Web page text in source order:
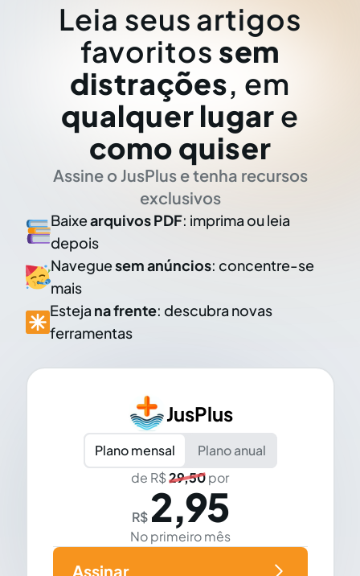
Leia seus artigos
favoritos sem
distrações, em
qualquer lugar e
como quiser
Assine o JusPlus e tenha recursos
exclusivos
Baixearquivos PDF: imprima ou leia
depois
Naveguesem anúncios: concentre-se
mais
Esteja na frente: descubra novas
ferramentas
JusPlus
Plano mensal
Plano anual
de R$29,50por
R$ 2,95
No primeiro mês
Assinar